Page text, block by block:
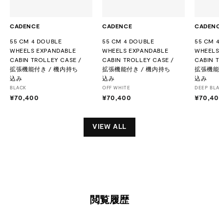
CADENCE
55 CM 4 DOUBLE
WHEELS EXPANDABLE
CABIN TROLLEY CASE /
拡張機能付き / 機内持ち
込み
BLACK
¥70,400
CADENCE
55 CM 4 DOUBLE
WHEELS EXPANDABLE
CABIN TROLLEY CASE /
拡張機能付き / 機内持ち
込み
OFF WHITE
¥70,400
0
4
55 CM
CABIN
拡張機
込み
DEEP
VIEW ALL
閲覧履歴